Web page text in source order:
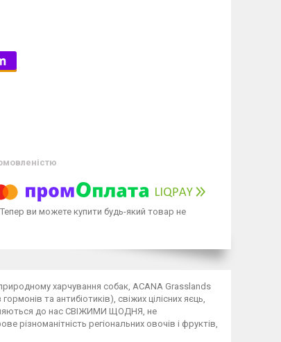
ви можете купити будь-який товар не
харчування собак, ACANA Grasslands
та антибіотиків), свіжих цілісних яєць,
до нас СВІЖИМИ ЩОДНЯ, не
різноманітність регіональних овочів і фруктів,